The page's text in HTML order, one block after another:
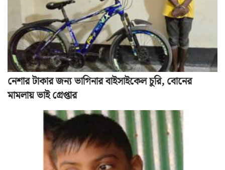
নেশার টাকার জন্য ভাগিনার বাইসাইকেল চুরি, বোনের
মামলায় ভাই গ্রেপ্তার